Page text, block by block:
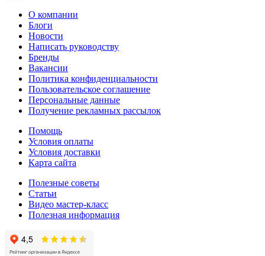
О компании
Блоги
Новости
Написать руководству
Бренды
Вакансии
Политика конфиденциальности
Пользовательское соглашение
Персональные данные
Получение рекламных рассылок
Помощь
Условия оплаты
Условия доставки
Карта сайта
Полезные советы
Статьи
Видео мастер-класс
Полезная информация